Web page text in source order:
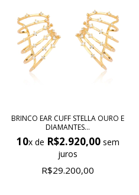
BRINCO EAR CUFF STELLA OURO E
DIAMANTES...
10x de R$2.920,00sem
juros
R$29.200,00